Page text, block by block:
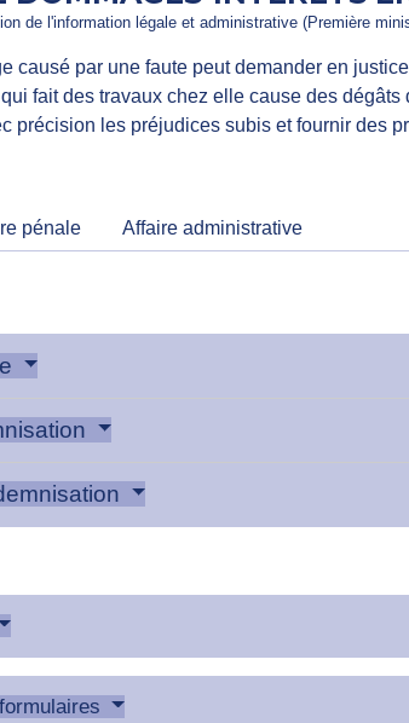
de l'information légale et administrative (Première
causé par une faute peut demander en
fait des travaux chez elle cause des
précision les préjudices subis et fournir des
pénale Affaire administrative